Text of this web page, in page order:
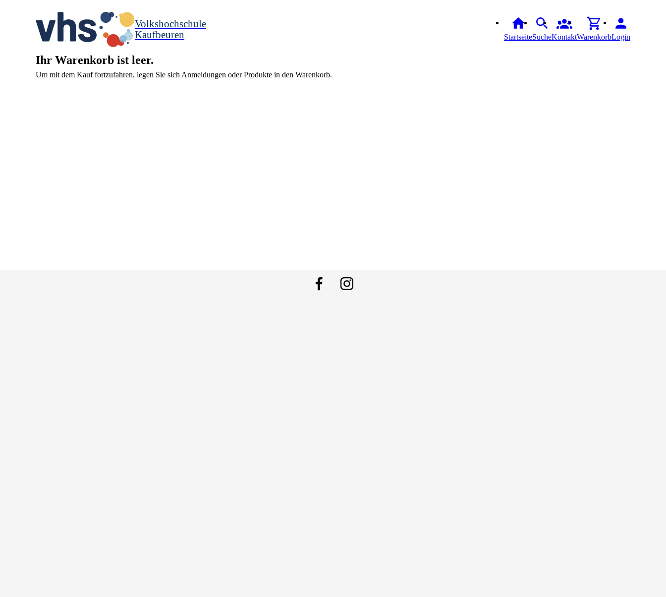
Volkshochschule
Kaufbeuren
StartseiteSucheKontaktWarenkorbLogin
Ihr Warenkorb ist leer.
Um mit dem Kauf fortzufahren, legen Sie sich Anmeldungen oder Produkte in den Warenkorb.